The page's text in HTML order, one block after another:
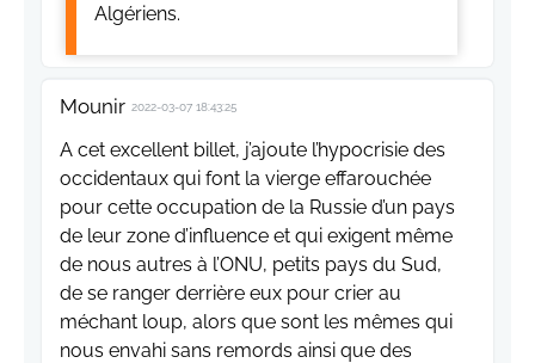
Algériens.
Mounir 2022-03-07 18:43:25
A cet excellent billet, j’ajoute l’hypocrisie des
occidentaux qui font la vierge effarouchée
pour cette occupation de la Russie d’un pays
de leur zone d’influence et qui exigent même
de nous autres à l’ONU, petits pays du Sud,
de se ranger derrière eux pour crier au
méchant loup, alors que sont les mêmes qui
nous envahi sans remords ainsi que des